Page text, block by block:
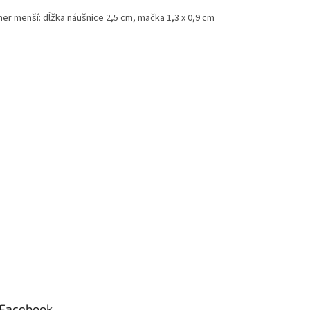
menší: dĺžka náušnice 2,5 cm, mačka 1,3 x 0,9 cm